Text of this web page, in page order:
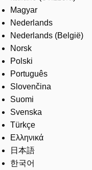
Magyar
Nederlands
Nederlands (België)
Norsk
Polski
Português
Slovenčina
Suomi
Svenska
Türkçe
Ελληνικά
日本語
한국어